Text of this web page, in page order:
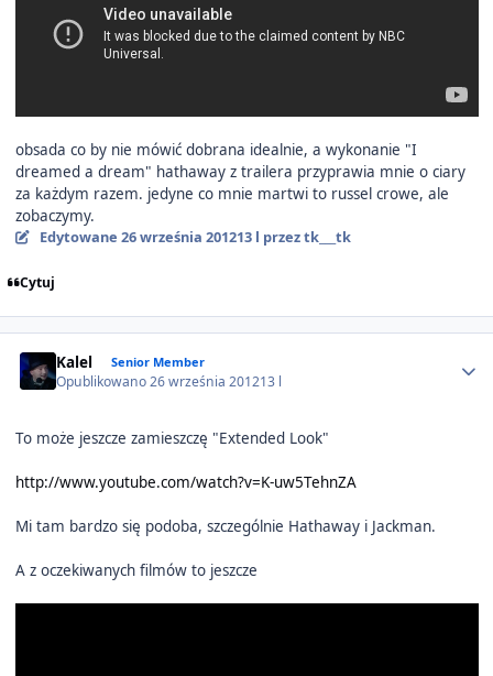
obsada co by nie mówić dobrana idealnie, a wykonanie "I
dreamed a dream" hathaway z trailera przyprawia mnie o ciary
za każdym razem. jedyne co mnie martwi to russel crowe, ale
zobaczymy.
Edytowane 26 września 201213 l przez tk___tk
Cytuj
Kalel Senior Member
Opublikowano26 września 201213 l
To może jeszcze zamieszczę "Extended Look"
http://www.youtube.com/watch?v=K-uw5TehnZA
Mi tam bardzo się podoba, szczególnie Hathaway i Jackman.
A z oczekiwanych filmów to jeszcze